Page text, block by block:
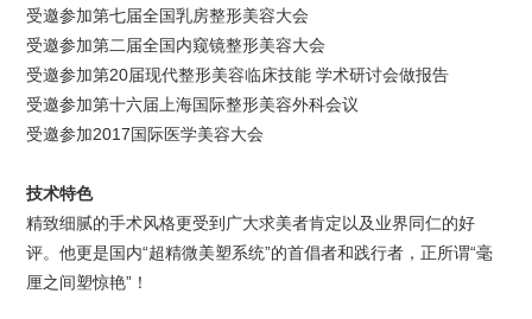
受邀参加第七届全国乳房整形美容大会
受邀参加第二届全国内窥镜整形美容大会
受邀参加第20届现代整形美容临床技能 学术研讨会做报告
受邀参加第十六届上海国际整形美容外科会议
受邀参加2017国际医学美容大会
技术特色
精致细腻的手术风格更受到广大求美者肯定以及业界同仁的好
评。他更是国内“超精微美塑系统”的首倡者和践行者，正所谓“毫
厘之间塑惊艳”！